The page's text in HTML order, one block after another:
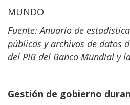
MUNDO
Fuente: Anuario de
públicas y archivos de datos
del PIB del Banco Mundial y
Gestión de gobierno